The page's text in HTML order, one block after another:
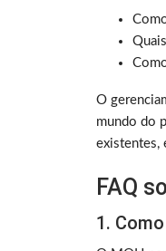
O
mundo do
existentes,
FAQ
1.